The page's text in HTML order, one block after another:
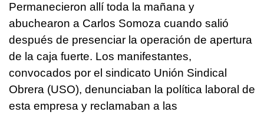
Permanecieron allí toda la mañana y
abuchearon a Carlos Somoza cuando salió
después de presenciar la operación de apertura
de la caja fuerte. Los manifestantes,
convocados por el sindicato Unión Sindical
Obrera (USO), denunciaban la política laboral de
esta empresa y reclamaban a las